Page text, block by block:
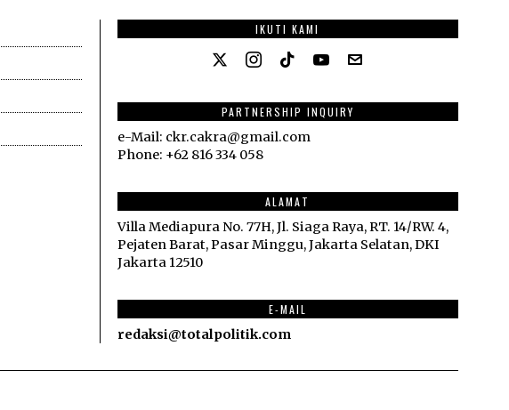
IKUTI KAMI
PARTNERSHIP INQUIRY
e-Mail: ckr.cakra@gmail.com
Phone: +62 816 334 058
ALAMAT
Villa Mediapura No. 77H, Jl. Siaga Raya, RT. 14/RW. 4,
Pejaten Barat, Pasar Minggu, Jakarta Selatan, DKI
Jakarta 12510
E-MAIL
redaksi@totalpolitik.com